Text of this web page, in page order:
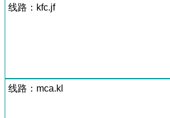
线路：kfc.jf
线路：mca.kl